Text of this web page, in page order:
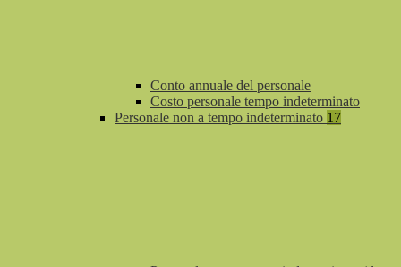
Conto annuale del personale
Costo personale tempo indeterminato
Personale non a tempo indeterminato 17